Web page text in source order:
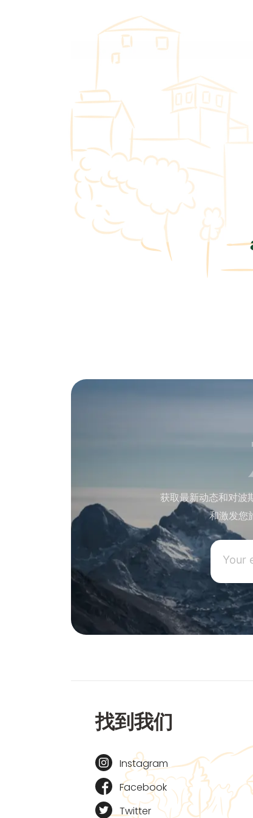
获取最新动态和对波
和激发您
找到我们
Instagram
Facebook
Twitter